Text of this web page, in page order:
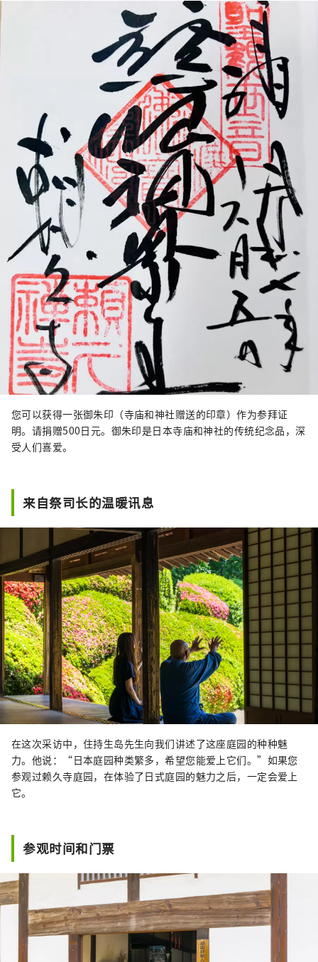
您可以获得一张御朱印（寺庙和神社赠送的印章）作为参拜证
明。请捐赠500日元。御朱印是日本寺庙和神社的传统纪念品，深
受人们喜爱。
来自祭司长的温暖讯息
在这次采访中，住持生岛先生向我们讲述了这座庭园的种种魅
力。他说：“日本庭园种类繁多，希望您能爱上它们。”如果您
参观过赖久寺庭园，在体验了日式庭园的魅力之后，一定会爱上
它。
参观时间和门票